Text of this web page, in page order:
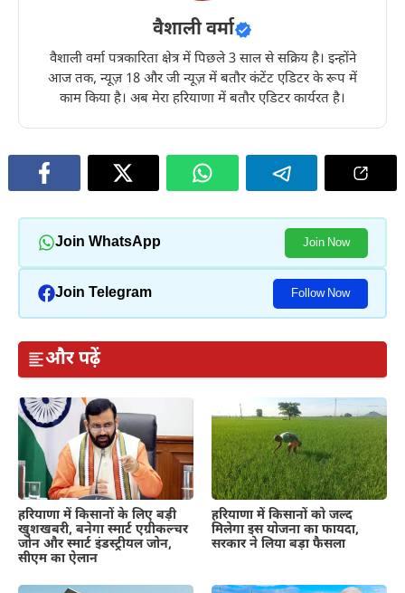
वैशाली वर्मा
वैशाली वर्मा पत्रकारिता क्षेत्र में पिछले 3 साल से सक्रिय है। इन्होंने
आज तक, न्यूज़ 18 और जी न्यूज़ में बतौर कंटेंट एडिटर के रूप में
काम किया है। अब मेरा हरियाणा में बतौर एडिटर कार्यरत है।
Join WhatsApp Join Now
Join Telegram Follow Now
और पढ़ें
हरियाणा में किसानों के लिए बड़ी
खुशखबरी, बनेगा स्मार्ट एग्रीकल्चर
जोन और स्मार्ट इंडस्ट्रीयल जोन,
सीएम का ऐलान
हरियाणा में किसानों को जल्द
मिलेगा इस योजना का फायदा,
सरकार ने लिया बड़ा फैसला